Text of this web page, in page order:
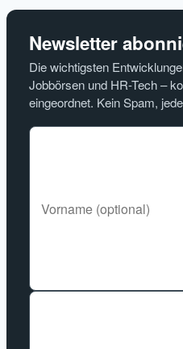
Newsletter
Die wichtigsten
Jobbörsen und HR-Tech –
eingeordnet. Kein Spam,